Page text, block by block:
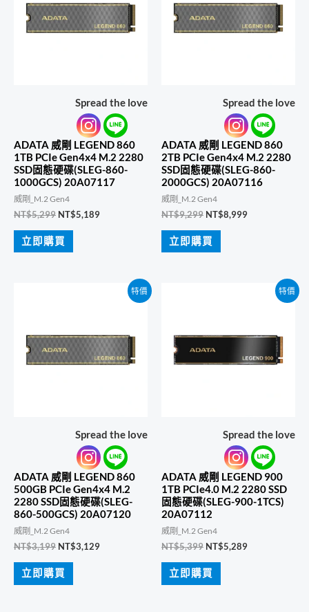
Spread the love
ADATA 威剛 LEGEND 860
1TB PCIe Gen4x4 M.2 2280
SSD固態硬碟(SLEG-860-
1000GCS) 20A07117
威剛_M.2 Gen4
NT$5,299 原
價
格：
NT$5,189目
立即購買
Spread the love
ADATA 威剛 LEGEND 860
2TB PCIe Gen4x4 M.2 2280
SSD固態硬碟(SLEG-860-
2000GCS) 20A07116
威剛_M.2 Gen4
NT$9,299 原
價
格：
NT$8,999目
立即購買
特價
Spread the love
ADATA 威剛 LEGEND 860
500GB PCIe Gen4x4 M.2
2280 SSD固態硬碟(SLEG-
860-500GCS) 20A07120
威剛_M.2 Gen4
NT$3,199 原
價
格：
NT$3,129目
立即購買
特價
Spread the love
ADATA 威剛 LEGEND 900
1TB PCIe4.0 M.2 2280 SSD
固態硬碟(SLEG-900-1TCS)
20A07112
威剛_M.2 Gen4
NT$5,399 原
價
格：
NT$5,289目
立即購買